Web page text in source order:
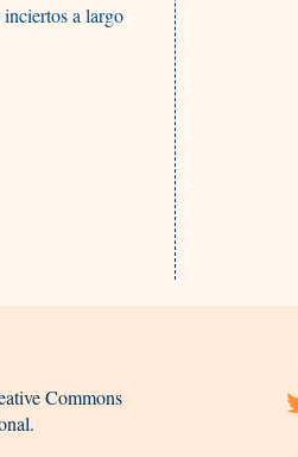
a largo
Commons